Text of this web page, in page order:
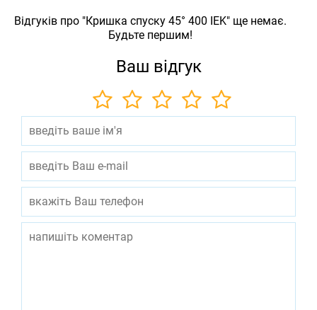
Відгуків про "Кришка спуску 45° 400 IEK" ще немає.
Будьте першим!
Ваш відгук